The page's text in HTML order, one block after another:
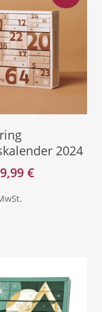
2024
€Aktueller